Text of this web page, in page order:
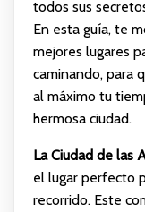
todos sus
En esta guía, te
mejores lugares
caminando, para
al máximo tu
hermosa ciudad.
La Ciudad de las
el lugar perfecto
recorrido. Este